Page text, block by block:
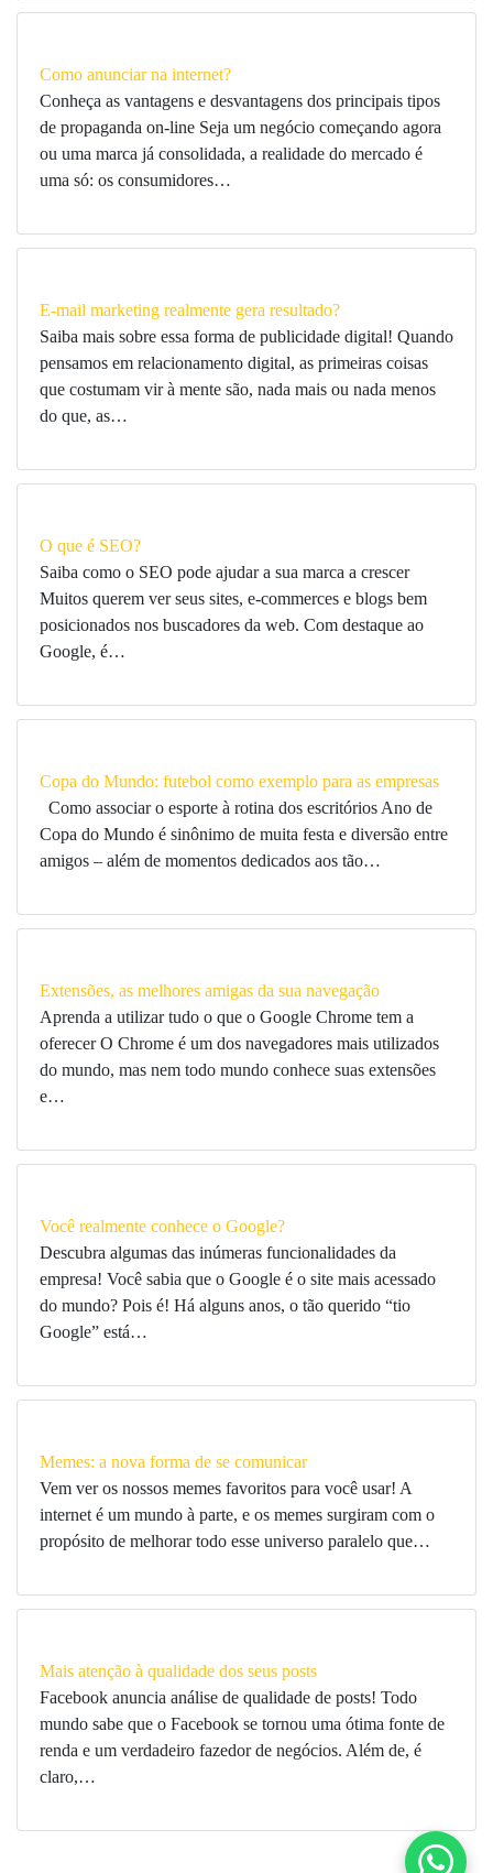
Como anunciar na internet?
Conheça as vantagens e desvantagens dos principais tipos
de propaganda on-line Seja um negócio começando agora
ou uma marca já consolidada, a realidade do mercado é
uma só: os consumidores…
E-mail marketing realmente gera resultado?
Saiba mais sobre essa forma de publicidade digital! Quando
pensamos em relacionamento digital, as primeiras coisas
que costumam vir à mente são, nada mais ou nada menos
do que, as…
O que é SEO?
Saiba como o SEO pode ajudar a sua marca a crescer
Muitos querem ver seus sites, e-commerces e blogs bem
posicionados nos buscadores da web. Com destaque ao
Google, é…
Copa do Mundo: futebol como exemplo para as empresas
Como associar o esporte à rotina dos escritórios Ano de
Copa do Mundo é sinônimo de muita festa e diversão entre
amigos – além de momentos dedicados aos tão…
Extensões, as melhores amigas da sua navegação
Aprenda a utilizar tudo o que o Google Chrome tem a
oferecer O Chrome é um dos navegadores mais utilizados
do mundo, mas nem todo mundo conhece suas extensões
e…
Você realmente conhece o Google?
Descubra algumas das inúmeras funcionalidades da
empresa! Você sabia que o Google é o site mais acessado
do mundo? Pois é! Há alguns anos, o tão querido “tio
Google” está…
Memes: a nova forma de se comunicar
Vem ver os nossos memes favoritos para você usar! A
internet é um mundo à parte, e os memes surgiram com o
propósito de melhorar todo esse universo paralelo que…
Mais atenção à qualidade dos seus posts
Facebook anuncia análise de qualidade de posts! Todo
mundo sabe que o Facebook se tornou uma ótima fonte de
renda e um verdadeiro fazedor de negócios. Além de, é
claro,…